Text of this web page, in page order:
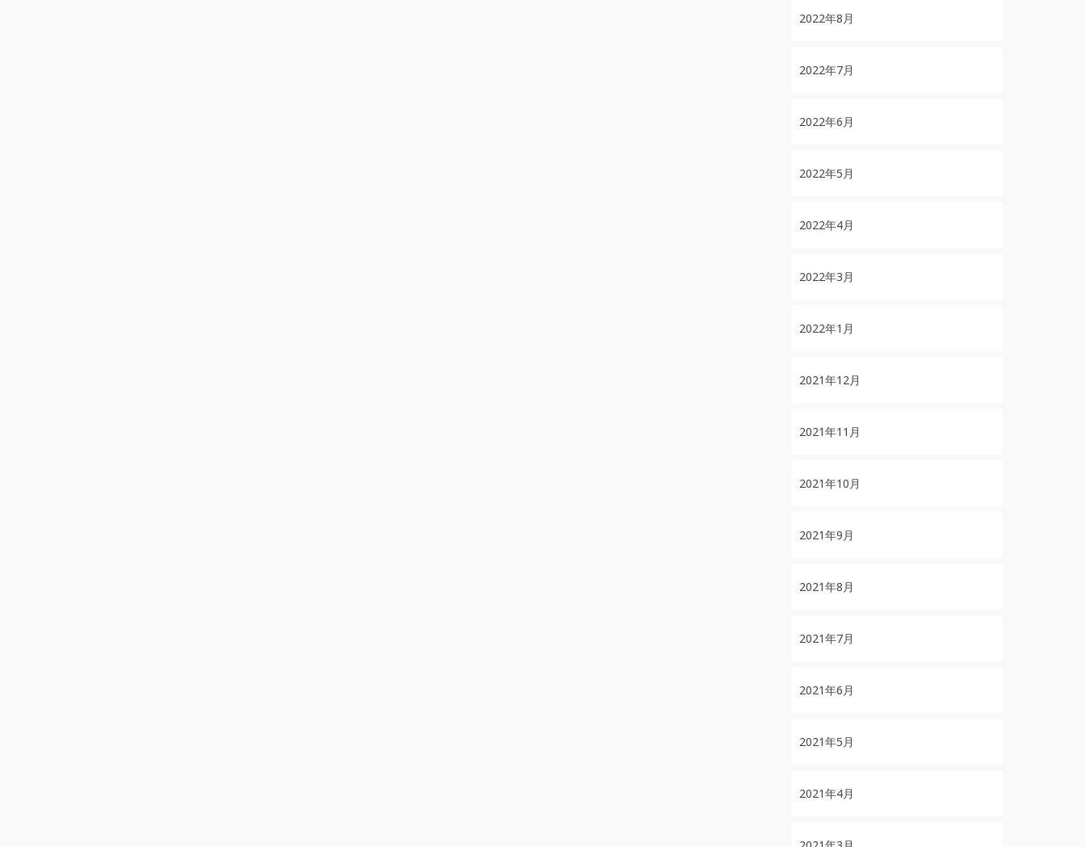
2022年8月
2022年7月
2022年6月
2022年5月
2022年4月
2022年3月
2022年1月
2021年12月
2021年11月
2021年10月
2021年9月
2021年8月
2021年7月
2021年6月
2021年5月
2021年4月